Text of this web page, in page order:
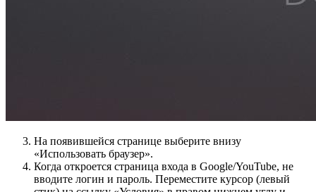
На появившейся странице выберите внизу
«Использовать браузер».
Когда откроется страница входа в Google/YouTube, не
вводите логин и пароль. Переместите курсор (левый